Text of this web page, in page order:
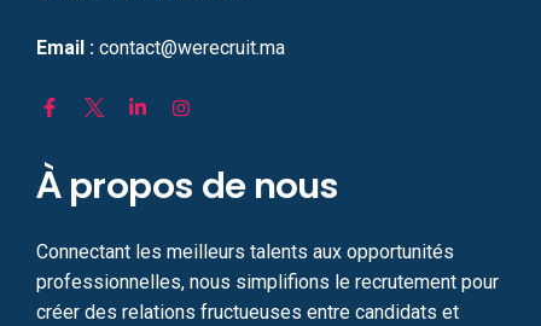
Email : contact@werecruit.ma
À propos de nous
Connectant les meilleurs talents aux opportunités
professionnelles, nous simplifions le recrutement pour
créer des relations fructueuses entre candidats et